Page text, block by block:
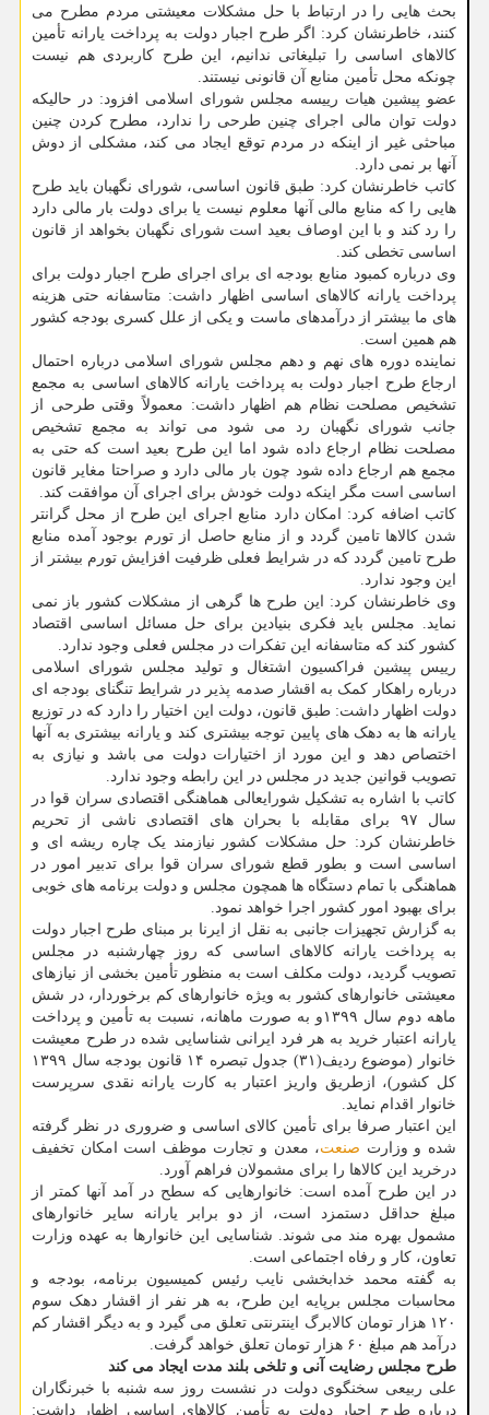
بحث هایی را در ارتباط با حل مشکلات معیشتی مردم مطرح می
کنند، خاطرنشان کرد: اگر طرح اجبار دولت به پرداخت یارانه تأمین
کالاهای اساسی را تبلیغاتی ندانیم، این طرح کاربردی هم نیست
چونکه محل تأمین منابع آن قانونی نیستند.
عضو پیشین هیات رییسه مجلس شورای اسلامی افزود: در حالیکه
دولت توان مالی اجرای چنین طرحی را ندارد، مطرح کردن چنین
مباحثی غیر از اینکه در مردم توقع ایجاد می کند، مشکلی از دوش
آنها بر نمی دارد.
کاتب خاطرنشان کرد: طبق قانون اساسی، شورای نگهبان باید طرح
هایی را که منابع مالی آنها معلوم نیست یا برای دولت بار مالی دارد
را رد کند و با این اوصاف بعید است شورای نگهبان بخواهد از قانون
اساسی تخطی کند.
وی درباره کمبود منابع بودجه ای برای اجرای طرح اجبار دولت برای
پرداخت یارانه کالاهای اساسی اظهار داشت: متاسفانه حتی هزینه
های ما بیشتر از درآمدهای ماست و یکی از علل کسری بودجه کشور
هم همین است.
نماینده دوره های نهم و دهم مجلس شورای اسلامی درباره احتمال
ارجاع طرح اجبار دولت به پرداخت یارانه کالاهای اساسی به مجمع
تشخیص مصلحت نظام هم اظهار داشت: معمولاً وقتی طرحی از
جانب شورای نگهبان رد می شود می تواند به مجمع تشخیص
مصلحت نظام ارجاع داده شود اما این طرح بعید است که حتی به
مجمع هم ارجاع داده شود چون بار مالی دارد و صراحتا مغایر قانون
اساسی است مگر اینکه دولت خودش برای اجرای آن موافقت کند.
کاتب اضافه کرد: امکان دارد منابع اجرای این طرح از محل گرانتر
شدن کالاها تامین گردد و از منابع حاصل از تورم بوجود آمده منابع
طرح تامین گردد که در شرایط فعلی ظرفیت افزایش تورم بیشتر از
این وجود ندارد.
وی خاطرنشان کرد: این طرح ها گرهی از مشکلات کشور باز نمی
نماید. مجلس باید فکری بنیادین برای حل مسائل اساسی اقتصاد
کشور کند که متاسفانه این تفکرات در مجلس فعلی وجود ندارد.
رییس پیشین فراکسیون اشتغال و تولید مجلس شورای اسلامی
درباره راهکار کمک به اقشار صدمه پذیر در شرایط تنگنای بودجه ای
دولت اظهار داشت: طبق قانون، دولت این اختیار را دارد که در توزیع
یارانه ها به دهک های پایین توجه بیشتری کند و یارانه بیشتری به آنها
اختصاص دهد و این مورد از اختیارات دولت می باشد و نیازی به
تصویب قوانین جدید در مجلس در این رابطه وجود ندارد.
کاتب با اشاره به تشکیل شورایعالی هماهنگی اقتصادی سران قوا در
سال ۹۷ برای مقابله با بحران های اقتصادی ناشی از تحریم
خاطرنشان کرد: حل مشکلات کشور نیازمند یک چاره ریشه ای و
اساسی است و بطور قطع شورای سران قوا برای تدبیر امور در
هماهنگی با تمام دستگاه ها همچون مجلس و دولت برنامه های خوبی
برای بهبود امور کشور اجرا خواهد نمود.
به گزارش تجهیزات جانبی به نقل از ایرنا بر مبنای طرح اجبار دولت
به پرداخت یارانه کالاهای اساسی که روز چهارشنبه در مجلس
تصویب گردید، دولت مکلف است به منظور تأمین بخشی از نیازهای
معیشتی خانوارهای کشور به وی‍‍‍ژه خانوارهای کم برخوردار، در شش
ماهه دوم سال ۱۳۹۹و به صورت ماهانه، نسبت به تأمین و پرداخت
یارانه اعتبار خرید به هر فرد ایرانی شناسایی شده در طرح معیشت
خانوار (موضوع ردیف(۳۱) جدول تبصره ۱۴ قانون بودجه سال ۱۳۹۹
کل کشور)، ازطریق واریز اعتبار به کارت یارانه نقدی سرپرست
خانوار اقدام نماید.
این اعتبار صرفا برای تأمین کالای اساسی و ضروری در نظر گرفته
شده و وزارت صنعت، معدن و تجارت موظف است امکان تخفیف
درخرید این کالاها را برای مشمولان فراهم آورد.
در این طرح آمده است: خانوارهایی که سطح در آمد آنها کمتر از
مبلغ حداقل دستمزد است، از دو برابر یارانه سایر خانوارهای
مشمول بهره مند می شوند. شناسایی این خانوارها به عهده وزارت
تعاون، کار و رفاه اجتماعی است.
به گفته محمد خدابخشی نایب رئیس کمیسیون برنامه، بودجه و
محاسبات مجلس برپایه این طرح، به هر نفر از اقشار دهک سوم
۱۲۰ هزار تومان کالابرگ اینترنتی تعلق می گیرد و به دیگر اقشار کم
درآمد هم مبلغ ۶۰ هزار تومان تعلق خواهد گرفت.
طرح مجلس رضایت آنی و تلخی بلند مدت ایجاد می کند
علی ربیعی سخنگوی دولت در نشست روز سه شنبه با خبرنگاران
درباره طرح اجبار دولت به تأمین کالاهای اساسی اظهار داشت: